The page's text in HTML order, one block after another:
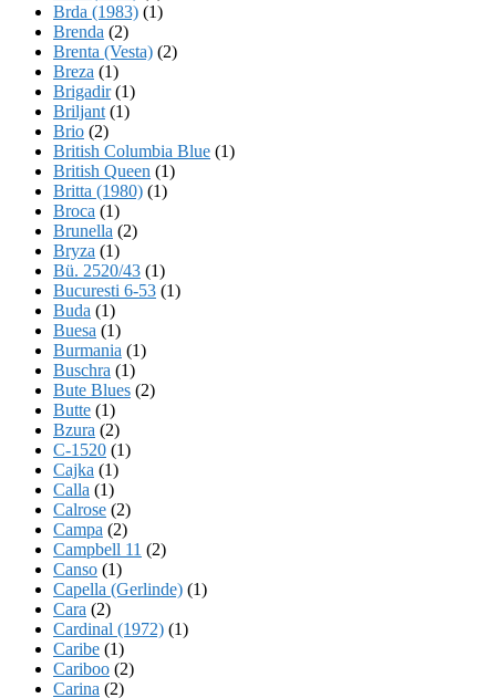
Brda (1983) (1)
Brenda (2)
Brenta (Vesta) (2)
Breza (1)
Brigadir(1)
Briljant (1)
Brio (2)
British Columbia Blue (1)
British Queen (1)
Britta (1980) (1)
Broca (1)
Brunella (2)
Bryza (1)
Bü. 2520/43 (1)
Bucuresti 6-53 (1)
Buda (1)
Buesa (1)
Burmania (1)
Buschra (1)
Bute Blues (2)
Butte (1)
Bzura (2)
C-1520 (1)
Cajka (1)
Calla (1)
Calrose (2)
Campa (2)
Campbell 11 (2)
Canso (1)
Capella (Gerlinde) (1)
Cara (2)
Cardinal (1972) (1)
Caribe (1)
Cariboo (2)
Carina (2)